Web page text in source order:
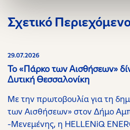
Σχετικό
29.07.2026
Το «Πάρκο των Αισθήσεων»
Δυτική Θεσσαλονίκη
Με την πρωτοβουλία για τη
των Αισθήσεων» στον Δήμο
-Μενεμένης, η HELLENiQ